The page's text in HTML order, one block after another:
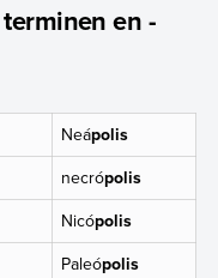
en -
Neápolis
necrópolis
Nicópolis
Paleópolis